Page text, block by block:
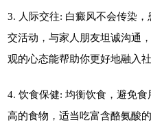
3. 人际交往: 白癜风不会传染
交活动，与家人朋友坦诚沟通
观的心态能帮助你更好地融入社
4. 饮食保健: 均衡饮食，避免
高的食物，适当吃富含酪氨酸